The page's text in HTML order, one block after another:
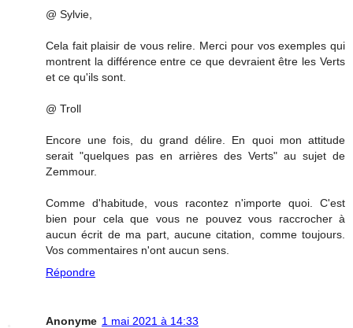
@ Sylvie,
Cela fait plaisir de vous relire. Merci pour vos exemples qui
montrent la différence entre ce que devraient être les Verts
et ce qu'ils sont.
@ Troll
Encore une fois, du grand délire. En quoi mon attitude
serait "quelques pas en arrières des Verts" au sujet de
Zemmour.
Comme d'habitude, vous racontez n'importe quoi. C'est
bien pour cela que vous ne pouvez vous raccrocher à
aucun écrit de ma part, aucune citation, comme toujours.
Vos commentaires n'ont aucun sens.
Répondre
Anonyme 1 mai 2021 à 14:33